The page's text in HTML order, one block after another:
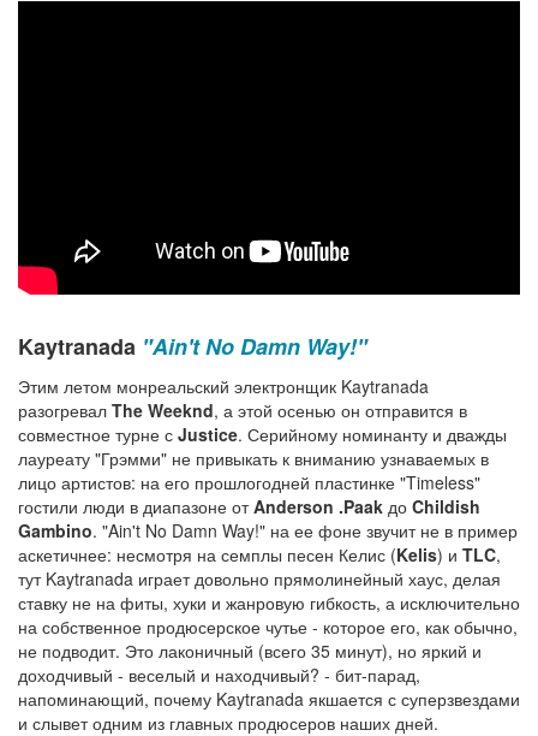
Kaytranada "Ain't No Damn Way!"
Этим летом монреальский электронщик Kaytranada
разогревал The Weeknd, а этой осенью он отправится в
совместное турне с Justice. Серийному номинанту и дважды
лауреату "Грэмми" не привыкать к вниманию узнаваемых в
лицо артистов: на его прошлогодней пластинке "Timeless"
гостили люди в диапазоне отAnderson .Paak до Childish
Gambino. "Ain't No Damn Way!" на ее фоне звучит не в пример
аскетичнее: несмотря на семплы песен Келис (Kelis) и TLC,
тут Kaytranada играет довольно прямолинейный хаус, делая
ставку не на фиты, хуки и жанровую гибкость, а исключительно
на собственное продюсерское чутье - которое его, как обычно,
не подводит. Это лаконичный (всего 35 минут), но яркий и
доходчивый - веселый и находчивый? - бит-парад,
напоминающий, почему Kaytranada якшается с суперзвездами
и слывет одним из главных продюсеров наших дней.